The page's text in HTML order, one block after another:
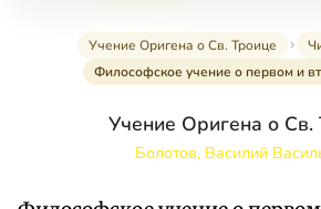
Учение Оригена о Св. Троице
Философское учение о первом и
Учение Оригена о Св.
Болотов, Василий